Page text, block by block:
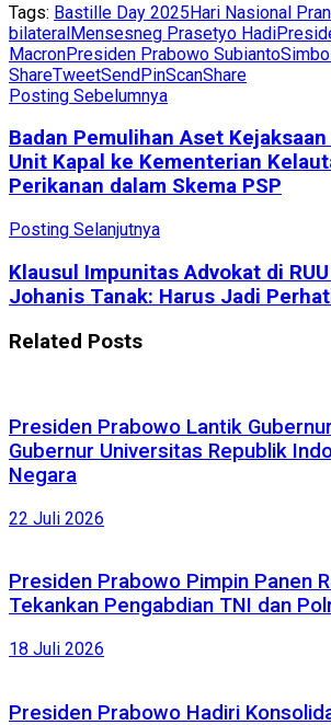
Tags: Bastille Day 2025Hari Nasional
bilateralMensesneg Prasetyo Hadi
MacronPresiden Prabowo Subianto
ShareTweetSendPinScanShare
Posting Sebelumnya
Badan Pemulihan Aset
Unit Kapal ke Kementerian
Perikanan dalam Skema PSP
Posting Selanjutnya
Klausul Impunitas Advokat di RUU
Johanis Tanak: Harus Jadi
Related Posts
Presiden Prabowo Lantik
Gubernur Universitas Republik
Negara
22 Juli 2026
Presiden Prabowo Pimpin Panen
Tekankan Pengabdian TNI dan
18 Juli 2026
Presiden Prabowo Hadiri